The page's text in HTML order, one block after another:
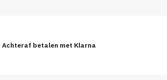
Achteraf betalen met Klarna